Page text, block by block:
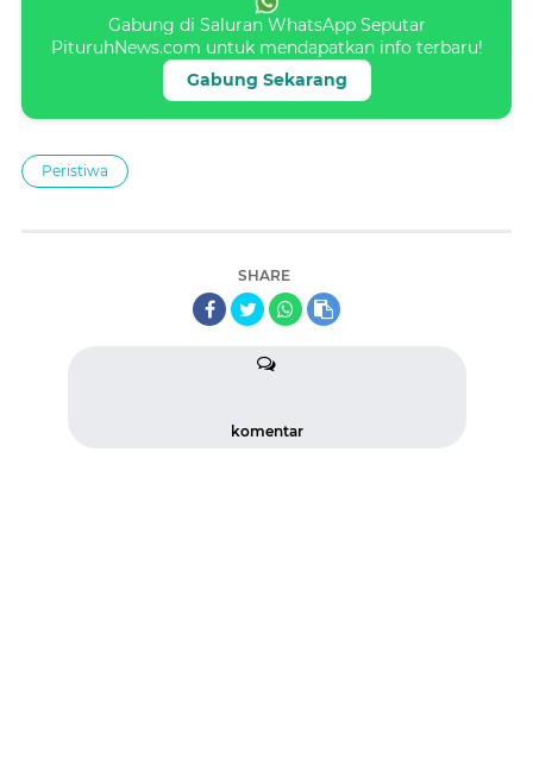
Gabung di Saluran WhatsApp Seputar
PituruhNews.com untuk mendapatkan info terbaru!
Gabung Sekarang
Peristiwa
SHARE
komentar